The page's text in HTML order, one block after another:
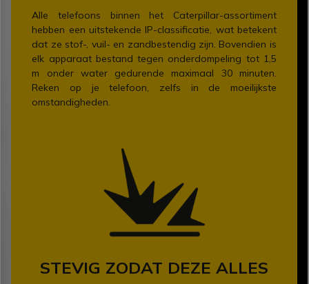
Alle telefoons binnen het Caterpillar-assortiment
hebben een uitstekende IP-classificatie, wat betekent
dat ze stof-, vuil- en zandbestendig zijn. Bovendien is
elk apparaat bestand tegen onderdompeling tot 1,5
m onder water gedurende maximaal 30 minuten.
Reken op je telefoon, zelfs in de moeilijkste
omstandigheden.
STEVIG ZODAT DEZE ALLES